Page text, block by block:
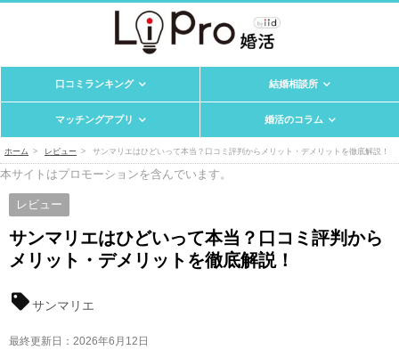
口コミランキング 結婚相談所
マッチングアプリ 婚活のコラム
ホーム レビュー サンマリエはひどいって本当？口コミ評判からメリット・デメリットを徹底解説！
本サイトはプロモーションを含んでいます。
レビュー
サンマリエはひどいって本当？口コミ評判から
メリット・デメリットを徹底解説！
サンマリエ
最終更新日： 2026年6月12日